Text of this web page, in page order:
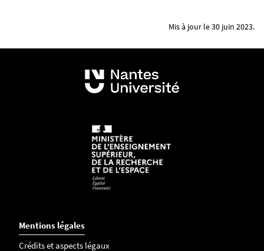
Mis à jour le 30 juin 2023.
Mentions légales
Crédits et aspects légaux